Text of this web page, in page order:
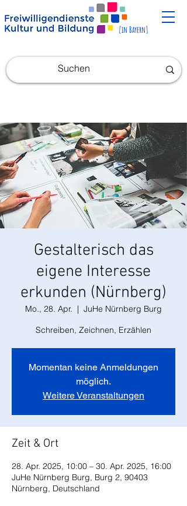
[in Bayern]
Gestalterisch das
eigene Interesse
erkunden (Nürnberg)
Mo., 28. Apr.
  |
JuHe Nürnberg Burg
Schreiben, Zeichnen, Erzählen
Momentan keine Anmeldungen
möglich.
Weitere Veranstaltungen
Zeit & Ort
28. Apr. 2025, 10:00 – 30. Apr. 2025, 16:00
JuHe Nürnberg Burg, Burg 2, 90403
Nürnberg, Deutschland